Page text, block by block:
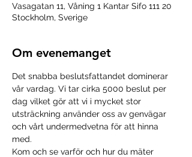
Vasagatan 11, Våning 1 Kantar Sifo 111 20
Stockholm, Sverige
Om evenemanget
Det snabba beslutsfattandet dominerar
vår vardag. Vi tar cirka 5000 beslut per
dag vilket gör att vi i mycket stor
utsträckning använder oss av genvägar
och vårt undermedvetna för att hinna
med.
Kom och se varför och hur du mäter